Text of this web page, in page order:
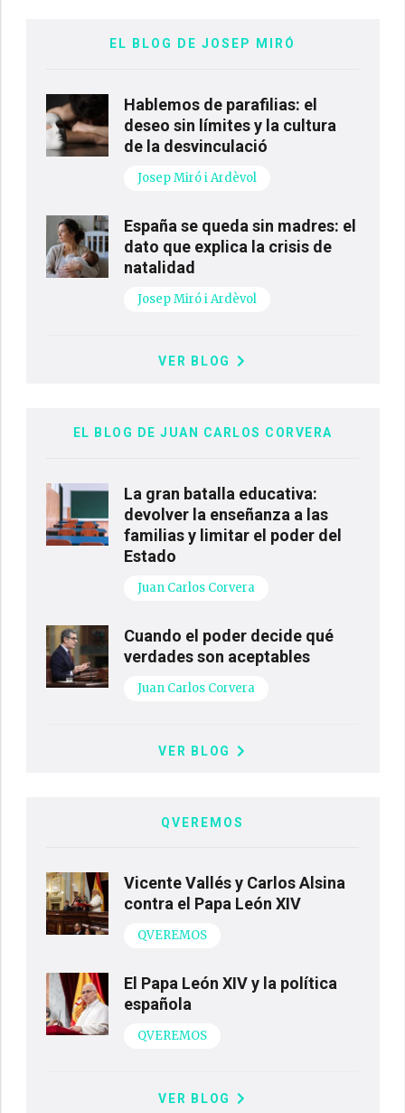
EL BLOG DE JOSEP MIRÓ
Hablemos de parafilias: el
deseo sin límites y la cultura
de la desvinculació
Josep Miró i Ardèvol
España se queda sin madres: el
dato que explica la crisis de
natalidad
Josep Miró i Ardèvol
VER BLOG
EL BLOG DE JUAN CARLOS CORVERA
La gran batalla educativa:
devolver la enseñanza a las
familias y limitar el poder del
Estado
Juan Carlos Corvera
Cuando el poder decide qué
verdades son aceptables
Juan Carlos Corvera
VER BLOG
QVEREMOS
Vicente Vallés y Carlos Alsina
contra el Papa León XIV
QVEREMOS
El Papa León XIV y la política
española
QVEREMOS
VER BLOG